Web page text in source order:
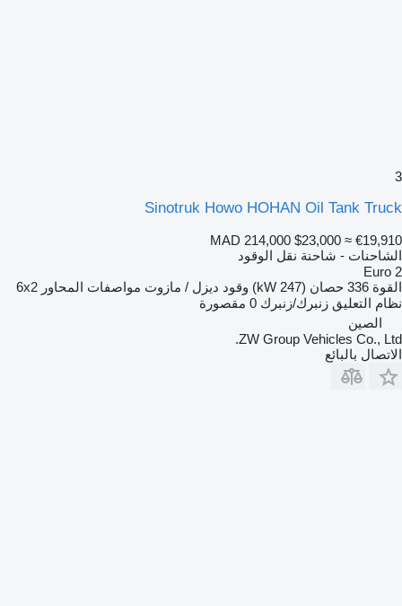
3
Sinotruk Howo HOHAN Oil Tank Truck
MAD 214,000 $23,000 ≈ €19,910
الشاحنات - شاحنة نقل الوقود
Euro 2
القوة 336 حصان (247 kW) وقود ديزل / مازوت مواصفات المحاور 6x2
نظام التعليق زنبرك/زنبرك 0 مقصورة
الصين
ZW Group Vehicles Co., Ltd.
الاتصال بالبائع